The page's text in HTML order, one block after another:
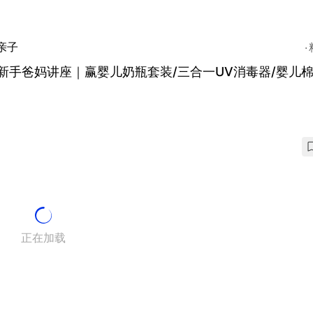
子
手爸妈讲座｜赢婴儿奶瓶套装/三合一UV消毒器/婴儿
正在加载